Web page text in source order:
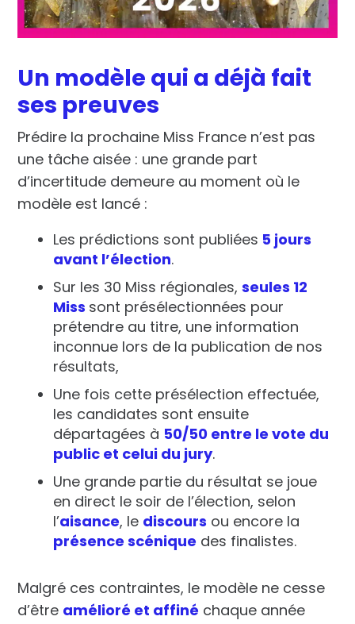
Un modèle qui a déjà fait
ses preuves
Prédire la prochaine Miss France n’est pas
une tâche aisée : une grande part
d’incertitude demeure au moment où le
modèle est lancé :
Les prédictions sont publiées 5 jours
avant l’élection.
Sur les 30 Miss régionales,seules 12
Miss sont présélectionnées pour
prétendre au titre, une information
inconnue lors de la publication de nos
résultats,
Une fois cette présélection effectuée,
les candidates sont ensuite
départagées à 50/50 entre le vote du
public et celui du jury.
Une grande partie du résultat se joue
en direct le soir de l’élection, selon
l’aisance, le discours ou encore la
présence scénique des finalistes.
Malgré ces contraintes, le modèle ne cesse
d’être amélioré et affiné chaque année